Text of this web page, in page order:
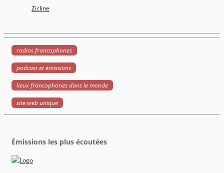
Zicline
radios francophones
podcast et émissions
lieux francophones dans le monde
site web unique
Émissions les plus écoutées